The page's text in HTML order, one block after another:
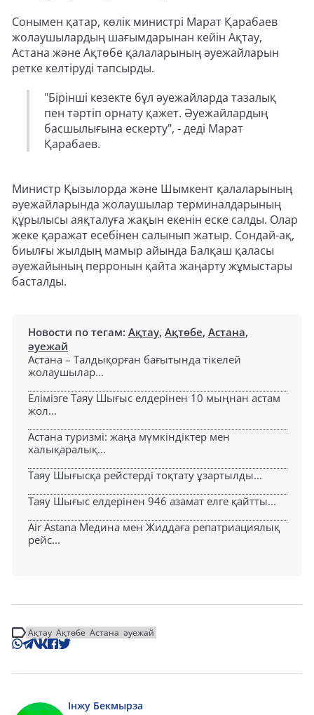
Сонымен қатар, көлік министрі Марат Қарабаев
жолаушылардың шағымдарынан кейін Ақтау,
Астана және Ақтөбе қалаларының әуежайларын
ретке келтіруді тапсырды.
"Бірінші кезекте бұл әуежайларда тазалық
пен тәртіп орнату қажет. Әуежайлардың
басшылығына ескерту", - деді Марат
Қарабаев.
Министр Қызылорда және Шымкент қалаларының
әуежайларында жолаушылар терминалдарының
құрылысы аяқталуға жақын екенін еске салды. Олар
жеке қаражат есебінен салынып жатыр. Сондай-ақ,
биылғы жылдың мамыр айында Балқаш қаласы
әуежайының перронын қайта жаңарту жұмыстары
басталды.
Новости по тегам: Ақтау, Ақтөбе, Астана,
әуежай
Астана – Талдықорған бағытында тікелей
жолаушылар...
Елімізге Таяу Шығыс елдерінен 10 мыңнан астам
жол...
Астана туризмі: жаңа мүмкіндіктер мен
халықаралық...
Таяу Шығысқа рейстерді тоқтату ұзартылды...
Таяу Шығыс елдерінен 946 азамат елге қайтты...
Air Astana Медина мен Жиддаға репатриациялық
рейс...
Ақтау Ақтөбе Астана әуежай
Інжу Бекмырза